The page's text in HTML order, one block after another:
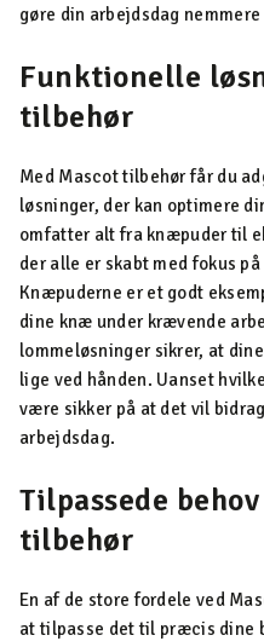
gøre din arbejdsdag
Funktionelle
tilbehør
Med Mascot tilbehør får du
løsninger, der kan optimere
omfatter alt fra knæpuder til
der alle er skabt med fokus
Knæpuderne er et godt
dine knæ under krævende
lommeløsninger sikrer, at
lige ved hånden. Uanset
være sikker på at det vil
arbejdsdag.
Tilpassede
tilbehør
En af de store fordele ved
at tilpasse det til præcis dine